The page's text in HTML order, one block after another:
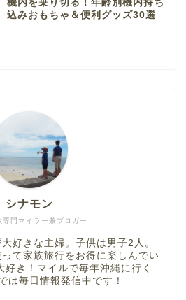
機内を乗り切る！年齢別機内持ち
込みおもちゃ＆便利グッズ30選
専門マイラー兼ブロガー
シナモン
好きな主婦。子供は男子2人。
て家族旅行をお得に楽しんでい
き！マイルで毎年沖縄に行く
は毎日情報発信中です！